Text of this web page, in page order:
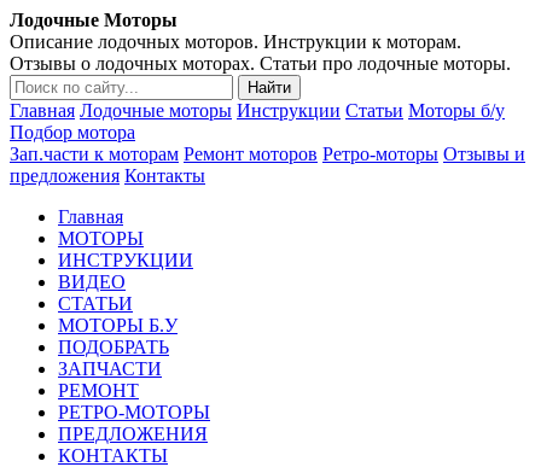
Лодочные Моторы
Описание лодочных моторов. Инструкции к моторам.
Отзывы о лодочных моторах. Статьи про лодочные моторы.
Главная Лодочные моторы Инструкции Статьи Моторы б/у
Подбор мотора
Зап.части к моторам Ремонт моторов Ретро-моторы Отзывы и
предложения Контакты
Главная
МОТОРЫ
ИНСТРУКЦИИ
ВИДЕО
СТАТЬИ
МОТОРЫ Б.У
ПОДОБРАТЬ
ЗАПЧАСТИ
РЕМОНТ
РЕТРО-МОТОРЫ
ПРЕДЛОЖЕНИЯ
КОНТАКТЫ